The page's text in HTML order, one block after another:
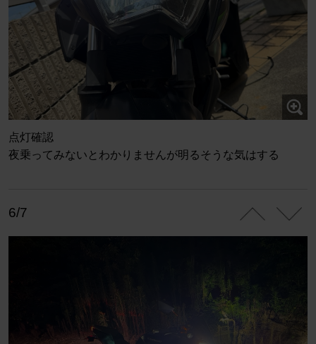
点灯確認
夜乗ってみないとわかりませんが明るそうな気はする
6/7